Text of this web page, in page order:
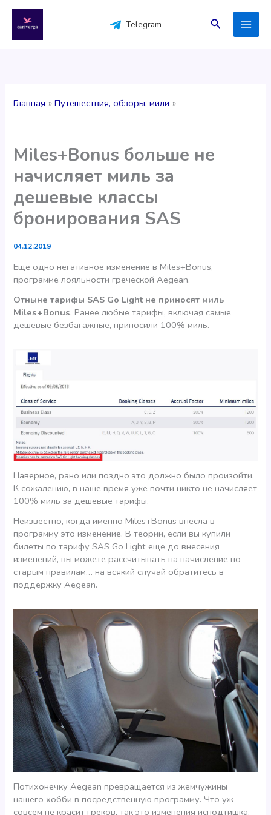
содержимому
Telegram Поиск
Главная Путешествия, обзоры, мили
Miles+Bonus больше не
начисляет миль за
дешевые классы
бронирования SAS
04.12.2019
Еще одно негативное изменение в Miles+Bonus,
программе лояльности греческой Aegean.
Отныне тарифы SAS Go Light не приносят миль
Miles+Bonus. Ранее любые тарифы, включая самые
дешевые безбагажные, приносили 100% миль.
Наверное, рано или поздно это должно было произойти.
К сожалению, в наше время уже почти никто не начисляет
100% миль за дешевые тарифы.
Неизвестно, когда именно Miles+Bonus внесла в
программу это изменение. В теории, если вы купили
билеты по тарифу SAS Go Light еще до внесения
изменений, вы можете рассчитывать на начисление по
старым правилам… на всякий случай обратитесь в
поддержку Aegean.
Потихонечку Aegean превращается из жемчужины
нашего хобби в посредственную программу. Что уж
совсем не красит греков, так это изменения исподтишка.